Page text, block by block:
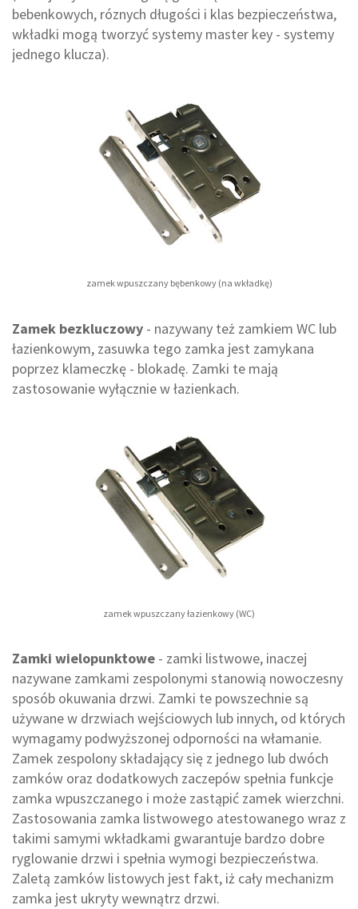
bebenkowych, róznych długości i klas bezpieczeństwa,
wkładki mogą tworzyć systemy master key - systemy
jednego klucza).
zamek wpuszczany bębenkowy (na wkładkę)
Zamek bezkluczowy - nazywany też zamkiem WC lub
łazienkowym, zasuwka tego zamka jest zamykana
poprzez klameczkę - blokadę. Zamki te mają
zastosowanie wyłącznie w łazienkach.
zamek wpuszczany łazienkowy (WC)
Zamki wielopunktowe - zamki listwowe, inaczej
nazywane zamkami zespolonymi stanowią nowoczesny
sposób okuwania drzwi. Zamki te powszechnie są
używane w drzwiach wejściowych lub innych, od których
wymagamy podwyższonej odporności na włamanie.
Zamek zespolony składający się z jednego lub dwóch
zamków oraz dodatkowych zaczepów spełnia funkcje
zamka wpuszczanego i może zastąpić zamek wierzchni.
Zastosowania zamka listwowego atestowanego wraz z
takimi samymi wkładkami gwarantuje bardzo dobre
ryglowanie drzwi i spełnia wymogi bezpieczeństwa.
Zaletą zamków listowych jest fakt, iż cały mechanizm
zamka jest ukryty wewnątrz drzwi.